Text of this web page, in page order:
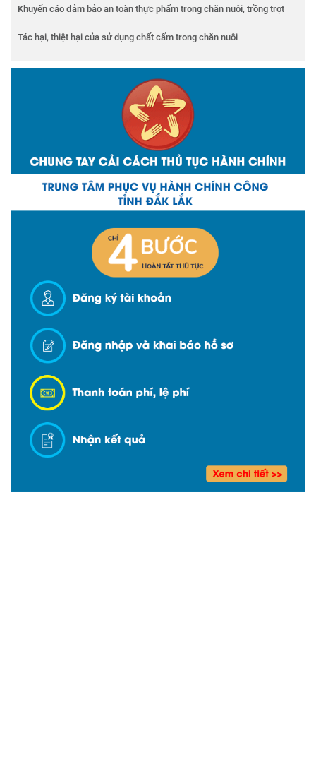
Khuyến cáo đảm bảo an toàn thực phẩm trong chăn nuôi, trồng trọt
Tác hại, thiệt hại của sử dụng chất cấm trong chăn nuôi